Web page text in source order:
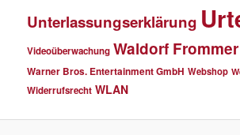
Unterlassungserklärung
Videoüberwachung Waldorf Frommer
Warner Bros. Entertainment GmbH Webshop
Widerrufsrecht WLAN